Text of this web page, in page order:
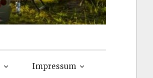
Impressum